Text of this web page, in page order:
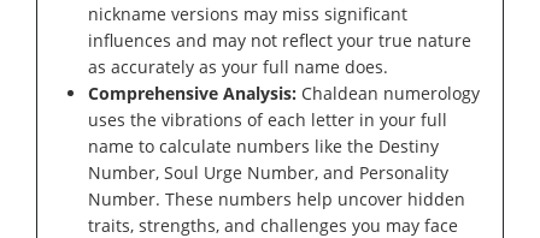
nickname versions may miss significant
influences and may not reflect your true nature
as accurately as your full name does.
Comprehensive Analysis: Chaldean numerology
uses the vibrations of each letter in your full
name to calculate numbers like the Destiny
Number, Soul Urge Number, and Personality
Number. These numbers help uncover hidden
traits, strengths, and challenges you may face